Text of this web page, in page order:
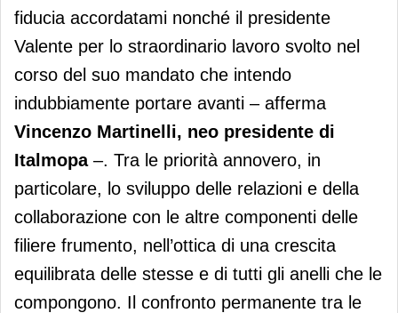
fiducia accordatami nonché il presidente
Valente per lo straordinario lavoro svolto nel
corso del suo mandato che intendo
indubbiamente portare avanti – afferma
Vincenzo Martinelli, neo presidente di
Italmopa –. Tra le priorità annovero, in
particolare, lo sviluppo delle relazioni e della
collaborazione con le altre componenti delle
filiere frumento, nell’ottica di una crescita
equilibrata delle stesse e di tutti gli anelli che le
compongono. Il confronto permanente tra le